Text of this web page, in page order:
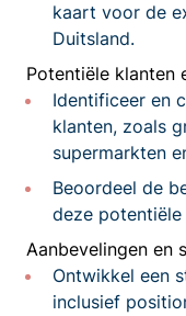
kaart voor de
Duitsland.
Potentiële klanten
Identificeer en
klanten, zoals
supermarkten
Beoordeel de
deze potentiële
Aanbevelingen en
Ontwikkel een
inclusief